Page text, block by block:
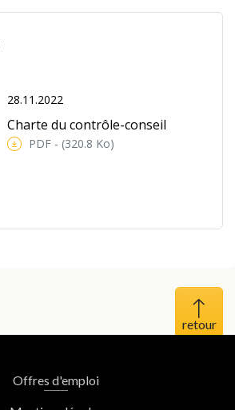
28.11.2022
Charte du contrôle-conseil
PDF - (320.8 Ko)
Haut
Offres d'emploi